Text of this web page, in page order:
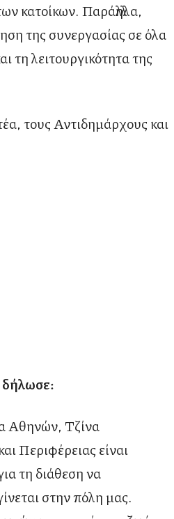
κατοίκων. Παράλληλα,
της συνεργασίας σε όλα
τη λειτουργικότητα της
τους Αντιδημάρχους και
Αθηνών, Τζίνα
Περιφέρειας είναι
τη διάθεση να
στην πόλη μας.